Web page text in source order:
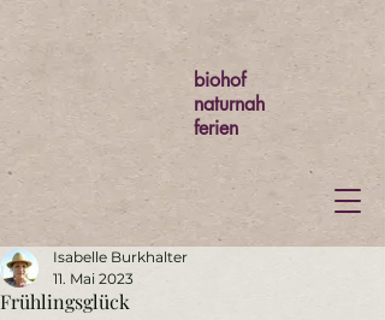
biohof
naturnah
ferien
Frühlingsglück
Isabelle Burkhalter
11. Mai 2023